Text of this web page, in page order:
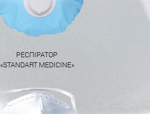
РЕСПІРАТОР
«STANDART MEDICINE»